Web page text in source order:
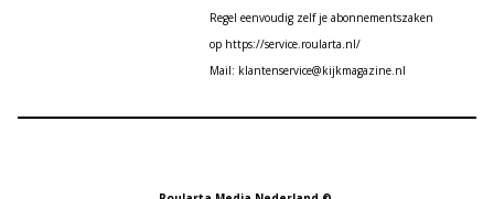
Regel eenvoudig zelf je abonnementszaken
op https://service.roularta.nl/
Mail: klantenservice@kijkmagazine.nl